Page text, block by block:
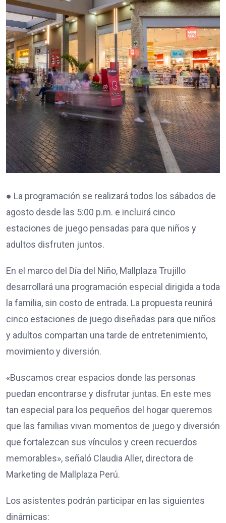
● La programación se realizará todos los sábados de
agosto desde las 5:00 p.m. e incluirá cinco
estaciones de juego pensadas para que niños y
adultos disfruten juntos.
En el marco del Día del Niño, Mallplaza Trujillo
desarrollará una programación especial dirigida a toda
la familia, sin costo de entrada. La propuesta reunirá
cinco estaciones de juego diseñadas para que niños
y adultos compartan una tarde de entretenimiento,
movimiento y diversión.
«Buscamos crear espacios donde las personas
puedan encontrarse y disfrutar juntas. En este mes
tan especial para los pequeños del hogar queremos
que las familias vivan momentos de juego y diversión
que fortalezcan sus vínculos y creen recuerdos
memorables», señaló Claudia Aller, directora de
Marketing de Mallplaza Perú.
Los asistentes podrán participar en las siguientes
dinámicas: